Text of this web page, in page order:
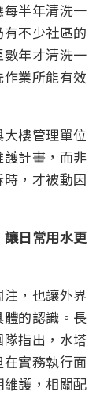
半年清洗一
不少社區的
年才清洗一
業所能有效
樓管理單位
計畫，而非
，才被動因
日常用水更
，也讓外界
的認識。長
隊指出，水塔
實務執行面
護，相關配